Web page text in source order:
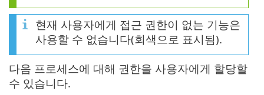
현재 사용자에게 접근 권한이 없는 기능은
사용할 수 없습니다(회색으로 표시됨).
다음 프로세스에 대해 권한을 사용자에게 할당할
수 있습니다.